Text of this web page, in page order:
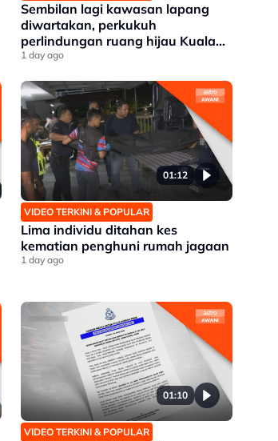
Sembilan lagi kawasan lapang
diwartakan, perkukuh
perlindungan ruang hijau Kuala
Lumpur
1 day ago
01:12
VIDEO TERKINI & POPULAR
Lima individu ditahan kes
kematian penghuni rumah jagaan
1 day ago
01:10
VIDEO TERKINI & POPULAR